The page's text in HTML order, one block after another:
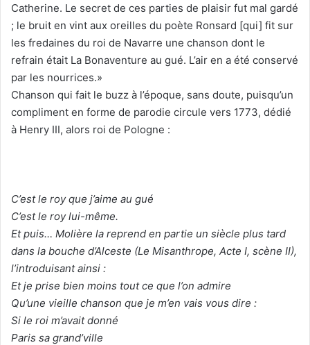
Catherine. Le secret de ces parties de plaisir fut mal gardé
; le bruit en vint aux oreilles du poète Ronsard [qui] fit sur
les fredaines du roi de Navarre une chanson dont le
refrain était La Bonaventure au gué. L’air en a été conservé
par les nourrices.»
Chanson qui fait le buzz à l’époque, sans doute, puisqu’un
compliment en forme de parodie circule vers 1773, dédié
à Henry III, alors roi de Pologne :
C’est le roy que j’aime au gué
C’est le roy lui-même.
Et puis… Molière la reprend en partie un siècle plus tard
dans la bouche d’Alceste (Le Misanthrope, Acte I, scène II),
l’introduisant ainsi :
Et je prise bien moins tout ce que l’on admire
Qu’une vieille chanson que je m’en vais vous dire :
Si le roi m’avait donné
Paris sa grand’ville